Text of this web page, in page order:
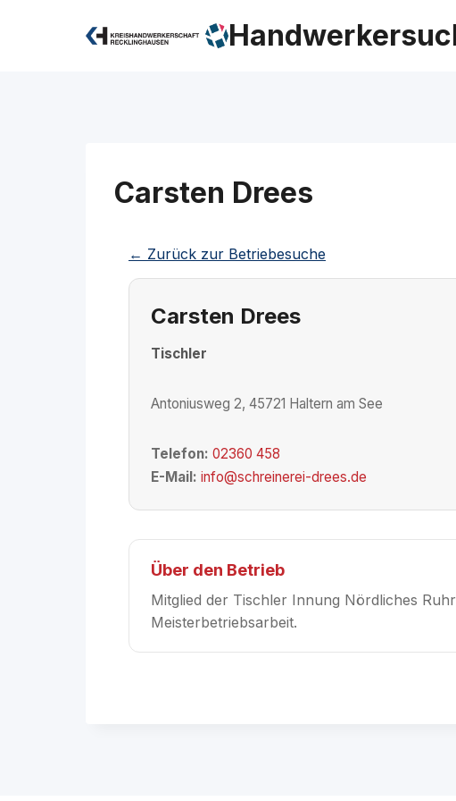
Carsten Drees
← Zurück zur Betriebesuche
Carsten Drees
Tischler
Antoniusweg 2, 45721 Haltern am See
Telefon: 02360 458
E-Mail: info@schreinerei-drees.de
Über den Betrieb
Mitglied der Tischler Innung Nördliches
Meisterbetriebsarbeit.